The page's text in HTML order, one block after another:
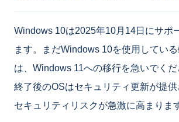
Windows 10は2025年10月14日にサポ
ます。まだWindows 10を使用してい
は、Windows 11への移行を急いでくだ
終了後のOSはセキュリティ更新が提供
セキュリティリスクが急激に高まりま